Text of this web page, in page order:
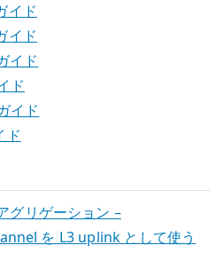
イド
イド
イド
ド
イド
ド
グリゲーション –
を L3 uplink として使う